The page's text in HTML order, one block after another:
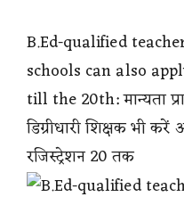
B.Ed-qualified
schools can also
till the 20th: मान्यता
डिग्रीधारी शिक्षक
रजिस्ट्रेशन 20 तक